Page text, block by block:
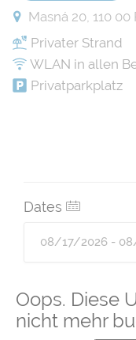
Oops. Diese
nicht mehr
Masná 20, 110
Privater Strand
WLAN in allen
Privatparkplatz
Dates